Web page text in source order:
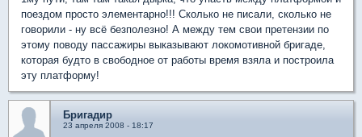
поездом просто элементарно!!! Сколько не писали, сколько не
говорили - ну всё безполезно! А между тем свои претензии по
этому поводу пассажиры выказывают локомотивной бригаде,
которая будто в свободное от работы время взяла и построила
эту платформу!
Бригадир
23 апреля 2008 - 18:17